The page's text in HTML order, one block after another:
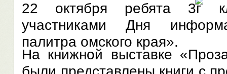
22 октября ребята 3г
участниками Дня
палитра омского края».
На книжной выставке